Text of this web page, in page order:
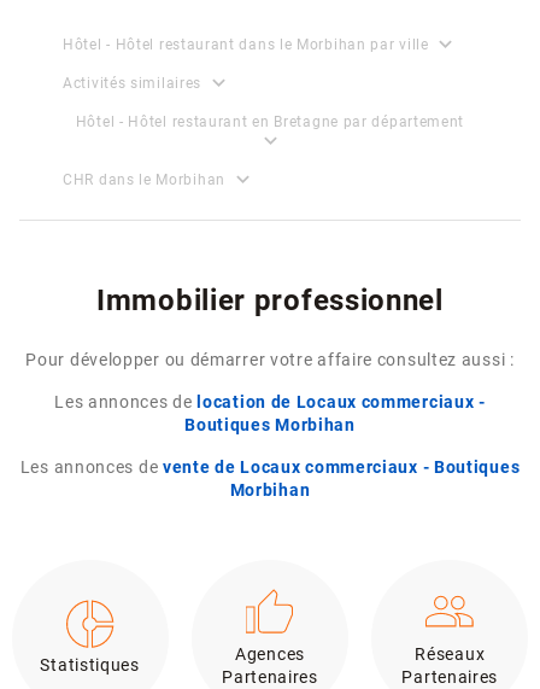
Hôtel - Hôtel restaurant dans le Morbihan par ville expand_more
Activités similaires expand_more
Hôtel - Hôtel restaurant en Bretagne par département
expand_more
CHR dans le Morbihan expand_more
Immobilier professionnel
Pour développer ou démarrer votre affaire consultez aussi :
Les annonces de location de Locaux commerciaux -
Boutiques Morbihan
Les annonces de vente de Locaux commerciaux - Boutiques
Morbihan
Statistiques
Agences
Partenaires
Réseaux
Partenaires